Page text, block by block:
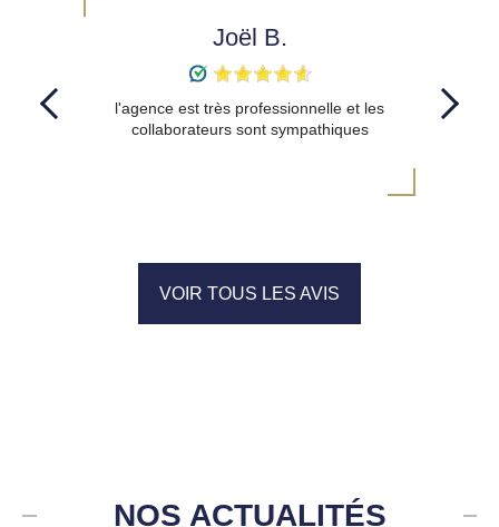
Joël B.
l'agence est très professionnelle et les
collaborateurs sont sympathiques
VOIR TOUS LES AVIS
NOS ACTUALITÉS